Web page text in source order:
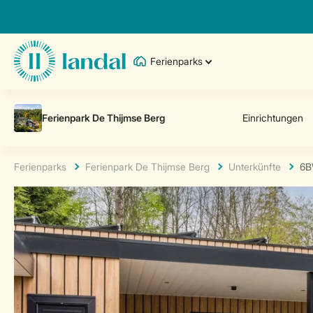
Ferienparks
Ferienparks Ferienpark De Thijmse Berg Unterkünfte